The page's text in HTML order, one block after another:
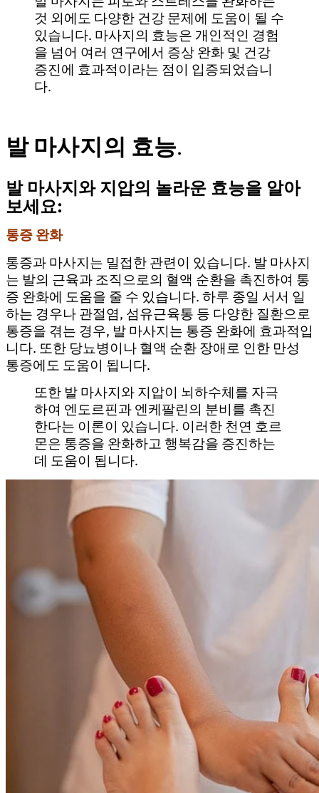
것 외에도 다양한 건강 문제에 도움이 될 수
있습니다. 마사지의 효능은 개인적인 경험
을 넘어 여러 연구에서 증상 완화 및 건강
증진에 효과적이라는 점이 입증되었습니
다.
발 마사지의 효능.
발 마사지와 지압의 놀라운 효능을 알아
보세요:
통증 완화
통증과 마사지는 밀접한 관련이 있습니다. 발 마사지
는 발의 근육과 조직으로의 혈액 순환을 촉진하여 통
증 완화에 도움을 줄 수 있습니다. 하루 종일 서서 일
하는 경우나 관절염, 섬유근육통 등 다양한 질환으로
통증을 겪는 경우, 발 마사지는 통증 완화에 효과적입
니다. 또한 당뇨병이나 혈액 순환 장애로 인한 만성
통증에도 도움이 됩니다.
또한 발 마사지와 지압이 뇌하수체를 자극
하여 엔도르핀과 엔케팔린의 분비를 촉진
한다는 이론이 있습니다. 이러한 천연 호르
몬은 통증을 완화하고 행복감을 증진하는
데 도움이 됩니다.